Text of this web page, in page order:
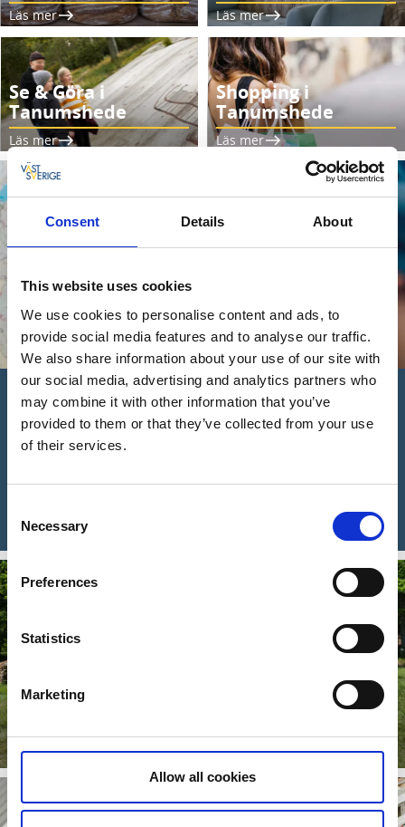
Consent Details About
This website uses cookies
We use cookies to personalise content and ads, to
provide social media features and to analyse our traffic.
We also share information about your use of our site with
our social media, advertising and analytics partners who
may combine it with other information that you’ve
provided to them or that they’ve collected from your use
of their services.
Selection
Necessary
Preferences
Statistics
Marketing
Allow all cookies
Läs mer Läs mer
Se & Göra i
Tanumshede
Läs mer
Shopping i
Tanumshede
Läs mer
Kartor & inspiration
Här finns karta över TANUMSHEDE, hela kommunen och
Bohuslän. Läs vårt magasin och hitta tips på utflykter och
Evenemang i Tanumshede med omnejd
Läs mer